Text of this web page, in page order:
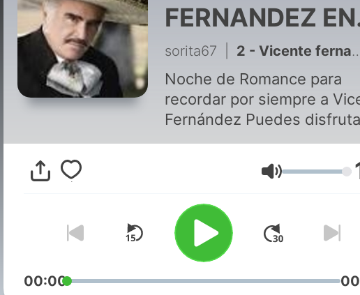
FERNANDEZ EN
NOCHE DE
ROMANCE
sorita67 2 - Vicente fernandez en noche de romance
Noche de Romance para
recordar por siempre a
Fernández Puedes disfrutar de
este programa y de música
Soritaradio1.blogspot.com
descarga nuestra
Soritaradio Somos
La radio que es para tì The
radio That is for you
ระดับเสียง
00:00